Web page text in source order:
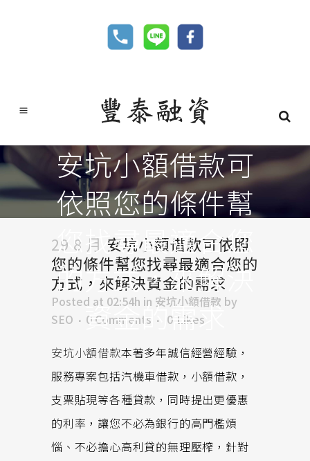
安坑小額借款可
依照您的條件幫
您找尋最適合您
的方式，來解決
資金的需求
29 8 月 安坑小額借款可依照
您的條件幫您找尋最適合您的
方式，來解決資金的需求
Posted at 02:54h in 安坑小額借款 by
SEO
0 Comments 0 Likes
安坑小額借款本著多年誠信經營經驗，
服務專案包括汽機車借款，小額借款，
支票貼現等各種貸款，同時提出更優惠
的利率，讓您不必為銀行的高門檻煩
惱、不必擔心高利貸的無理壓榨，針對